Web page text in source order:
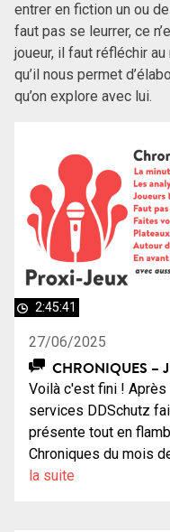
entrer en fiction un ou
faut pas se leurrer, ce
joueur, il faut réfléchir
qu’il nous permet
qu’on explore avec lui.
2:45:41
27/06/2025
CHRONIQUES –
Voilà c'est fini !
services DDSchutz
présente tout en
Chroniques du mois
la suite